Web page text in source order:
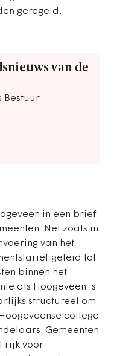
geregeld.
van de
Bestuur
in een brief
Net zoals in
van het
geleid tot
binnen het
als Hoogeveen is
structureel om
college
Gemeenten
rijk voor